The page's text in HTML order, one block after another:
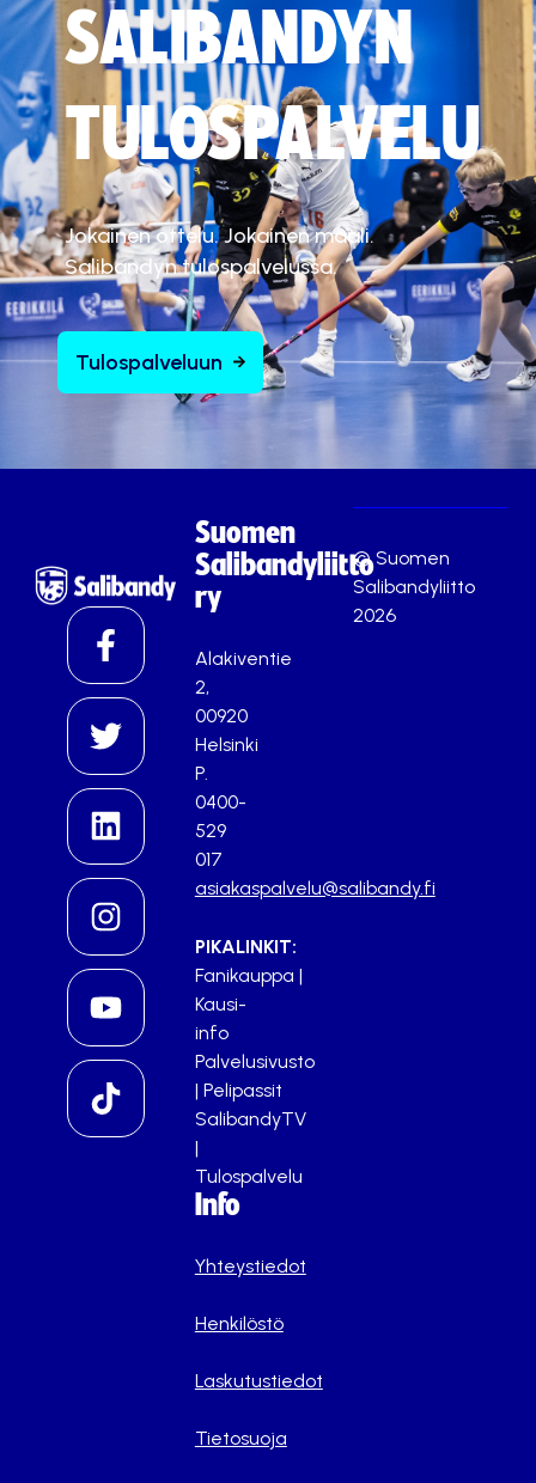
SALIBANDYN
TULOSPALVELU
Jokainen ottelu. Jokainen maali.
Salibandyn tulospalvelussa.
Tulospalveluun
Suomen
Salibandyliitto
ry
Alakiventie
2,
00920
Helsinki
P.
0400-
529
017
asiakaspalvelu@salibandy.fi
PIKALINKIT:
Fanikauppa |
Kausi-
info
Palvelusivusto
| Pelipassit
SalibandyTV
|
Tulospalvelu
Info
Yhteystiedot
Henkilöstö
Laskutustiedot
Tietosuoja
© Suomen
Salibandyliitto
2026